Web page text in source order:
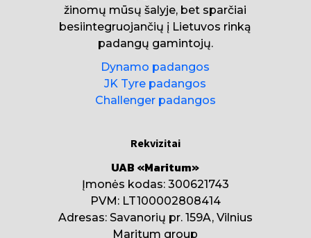
žinomų mūsų šalyje, bet sparčiai
besiintegruojančių į Lietuvos rinką
padangų gamintojų.
Dynamo padangos
JK Tyre padangos
Challenger padangos
Rekvizitai
UAB «Maritum»
Įmonės kodas: 300621743
PVM: LT100002808414
Adresas: Savanorių pr. 159A, Vilnius
Maritum group